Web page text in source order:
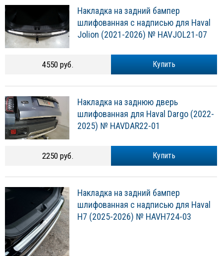
Накладка на задний бампер
шлифованная с надписью для Haval
Jolion (2021-2026) № HAVJOL21-07
Купить
4550 руб.
Накладка на заднюю дверь
шлифованная для Haval Dargo (2022-
2025) № HAVDAR22-01
Купить
2250 руб.
Накладка на задний бампер
шлифованная с надписью для Haval
H7 (2025-2026) № HAVH724-03